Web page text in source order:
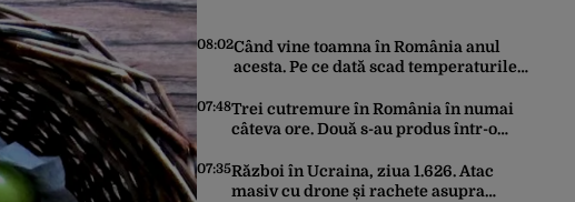
08:02Când vine toamna în România anul
acesta. Pe ce dată scad temperaturile
potrivit meteorologilor Accuweather
07:48Trei cutremure în România în numai
câteva ore. Două s-au produs într-o
07:35Război în Ucraina, ziua 1.626. Atac
masiv cu drone și rachete asupra